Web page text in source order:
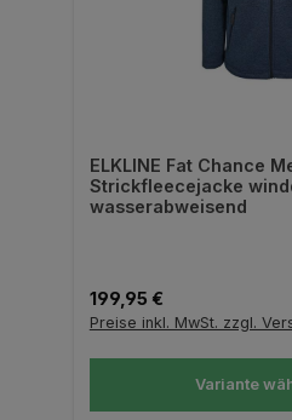
ELKLINE Fat Chance
Strickfleecejacke
wasserabweisend
Regulärer Preis:
199,95 €
Preise inkl. MwSt. zzgl.
Variante